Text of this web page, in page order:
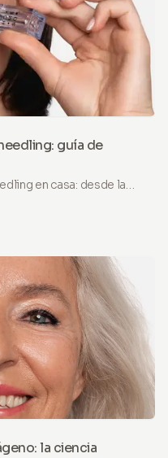
guía de
en casa: desde la
resplandor posterior
la ciencia